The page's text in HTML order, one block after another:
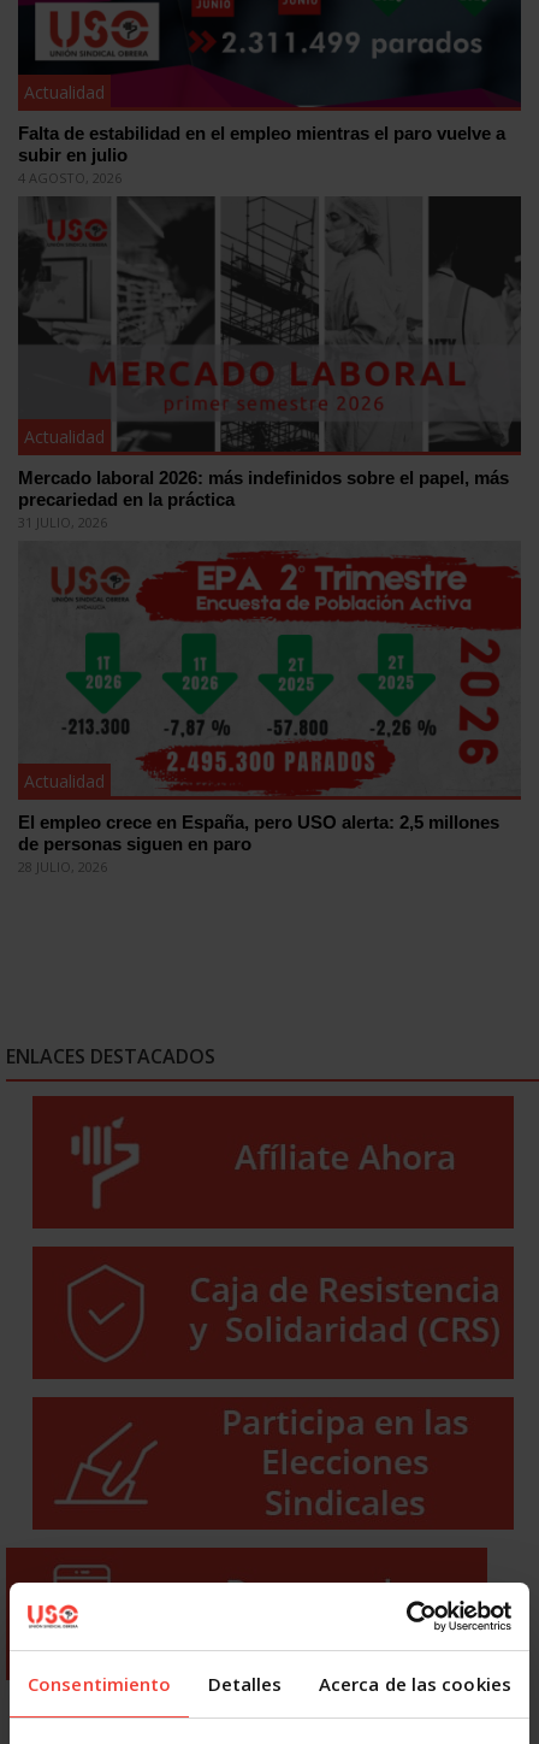
Consentimiento Detalles Acerca de las cookies
Actualidad
Falta de estabilidad en el empleo mientras el paro vuelve a
subir en julio
4 AGOSTO, 2026
Actualidad
Mercado laboral 2026: más indefinidos sobre el papel, más
precariedad en la práctica
31 JULIO, 2026
Actualidad
El empleo crece en España, pero USO alerta: 2,5 millones
de personas siguen en paro
28 JULIO, 2026
ENLACES DESTACADOS